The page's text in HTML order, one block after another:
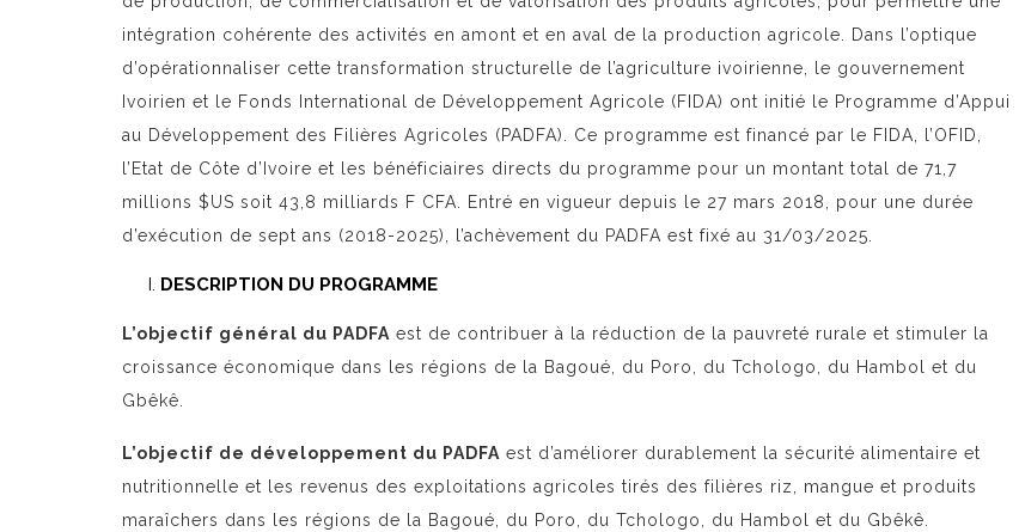
intégration cohérente des activités en amont et en aval de la production agricole. Dans l’optique
d’opérationnaliser cette transformation structurelle de l’agriculture ivoirienne, le gouvernement
Ivoirien et le Fonds International de Développement Agricole (FIDA) ont initié le Programme d’Appui
au Développement des Filières Agricoles (PADFA). Ce programme est financé par le FIDA, l’OFID,
l’Etat de Côte d’Ivoire et les bénéficiaires directs du programme pour un montant total de 71,7
millions $US soit 43,8 milliards F CFA. Entré en vigueur depuis le 27 mars 2018, pour une durée
d’exécution de sept ans (2018-2025), l’achèvement du PADFA est fixé au 31/03/2025.
DESCRIPTION DU PROGRAMME
L’objectif général du PADFA est de contribuer à la réduction de la pauvreté rurale et stimuler la
croissance économique dans les régions de la Bagoué, du Poro, du Tchologo, du Hambol et du
Gbêkê.
L’objectif de développement du PADFA est d’améliorer durablement la sécurité alimentaire et
nutritionnelle et les revenus des exploitations agricoles tirés des filières riz, mangue et produits
maraîchers dans les régions de la Bagoué, du Poro, du Tchologo, du Hambol et du Gbêkê.